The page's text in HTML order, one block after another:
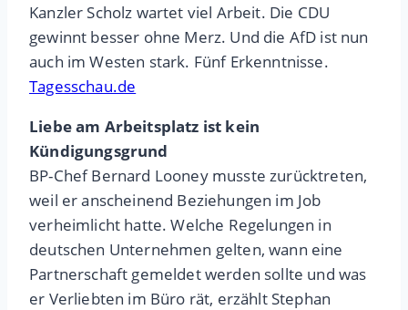
Kanzler Scholz wartet viel Arbeit. Die CDU
gewinnt besser ohne Merz. Und die AfD ist nun
auch im Westen stark. Fünf Erkenntnisse.
Tagesschau.de
Liebe am Arbeitsplatz ist kein
Kündigungsgrund
BP-Chef Bernard Looney musste zurücktreten,
weil er anscheinend Beziehungen im Job
verheimlicht hatte. Welche Regelungen in
deutschen Unternehmen gelten, wann eine
Partnerschaft gemeldet werden sollte und was
er Verliebten im Büro rät, erzählt Stephan